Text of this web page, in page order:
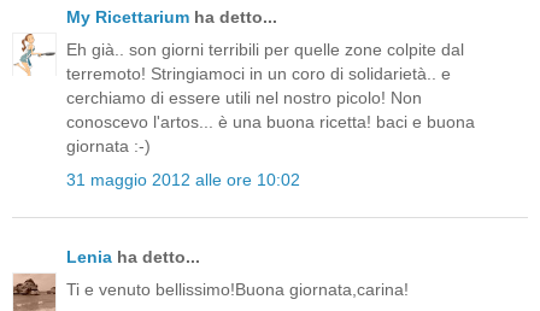
My Ricettarium ha detto...
Eh già.. son giorni terribili per quelle zone colpite dal
terremoto! Stringiamoci in un coro di solidarietà.. e
cerchiamo di essere utili nel nostro picolo! Non
conoscevo l'artos... è una buona ricetta! baci e buona
giornata :-)
31 maggio 2012 alle ore 10:02
Lenia ha detto...
Ti e venuto bellissimo!Buona giornata,carina!